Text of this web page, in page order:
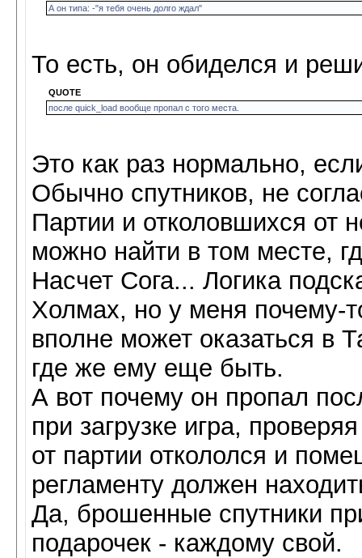
А он типа: -"я тебя очень долго ждал"
То есть, он обиделся и
QUOTE
после quick_load вообще пропал с того места.
Это как раз нормально,
Обычно спутников, не
Партии и отколовшихся от
можно найти в том месте,
Насчет Сога... Логика
Холмах, но у меня почему-
вполне может оказаться в
где же ему еще быть.
А вот почему он пропал
при загрузке игра,
от партии откололся и
регламенту должен
Да, брошенные спутники
подарочек - каждому свой.